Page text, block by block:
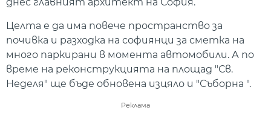
Целта е да има повече пространство за
почивка и разходка на софиянци за сметка на
много паркирани в момента автомобили. А по
време на реконструкцията на площад "Св.
Неделя" ще бъде обновена изцяло и "Съборна ".
Реклама